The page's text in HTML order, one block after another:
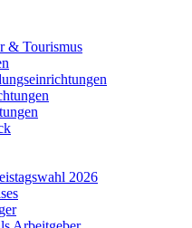
& Tourismus
2026